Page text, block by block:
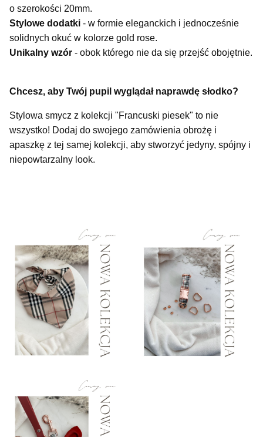
o szerokości 20mm.
Stylowe dodatki - w formie eleganckich i jednocześnie
solidnych okuć w kolorze gold rose.
Unikalny wzór - obok którego nie da się przejść obojętnie.
Chcesz, aby Twój pupil wyglądał naprawdę słodko?
Stylowa smycz z kolekcji "Francuski piesek" to nie
wszystko! Dodaj do swojego zamówienia obrożę i
apaszkę z tej samej kolekcji, aby stworzyć jedyny, spójny i
niepowtarzalny look.